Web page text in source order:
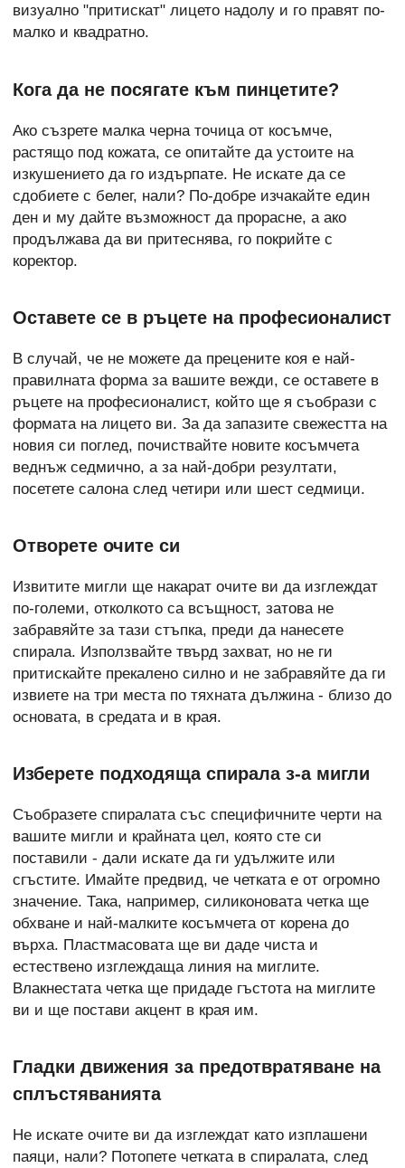
визуално "притискат" лицето надолу и го правят по-
малко и квадратно.
Кога да не посягате към пинцетите?
Ако съзрете малка черна точица от косъмче,
растящо под кожата, се опитайте да устоите на
изкушението да го издърпате. Не искате да се
сдобиете с белег, нали? По-добре изчакайте един
ден и му дайте възможност да прорасне, а ако
продължава да ви притеснява, го покрийте с
коректор.
Оставете се в ръцете на професионалист
В случай, че не можете да прецените коя е най-
правилната форма за вашите вежди, се оставете в
ръцете на професионалист, който ще я съобрази с
формата на лицето ви. За да запазите свежестта на
новия си поглед, почиствайте новите косъмчета
веднъж седмично, а за най-добри резултати,
посетете салона след четири или шест седмици.
Отворете очите си
Извитите мигли ще накарат очите ви да изглеждат
по-големи, отколкото са всъщност, затова не
забравяйте за тази стъпка, преди да нанесете
спирала. Използвайте твърд захват, но не ги
притискайте прекалено силно и не забравяйте да ги
извиете на три места по тяхната дължина - близо до
основата, в средата и в края.
Изберете подходяща спирала з-а мигли
Съобразете спиралата със специфичните черти на
вашите мигли и крайната цел, която сте си
поставили - дали искате да ги удължите или
сгъстите. Имайте предвид, че четката е от огромно
значение. Така, например, силиконовата четка ще
обхване и най-малките косъмчета от корена до
върха. Пластмасовата ще ви даде чиста и
естествено изглеждаща линия на миглите.
Влакнестата четка ще придаде гъстота на миглите
ви и ще постави акцент в края им.
Гладки движения за предотвратяване на
сплъстяванията
Не искате очите ви да изглеждат като изплашени
паяци, нали? Потопете четката в спиралата, след